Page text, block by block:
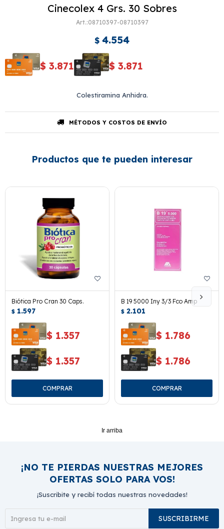
Cinecolex 4 Grs. 30 Sobres
08710397-08710397
$ 4.554
$ 3.871 $ 3.871
Colestiramina Anhidra.
MÉTODOS Y COSTOS DE ENVÍO
Productos que te pueden interesar
Biótica Pro Cran 30 Caps.
$ 1.597
$ 1.357
$ 1.357
B 19 5000 Iny 3/3 Fco Amp
$ 2.101
$ 1.786
$ 1.786
Ir arriba
¡NO TE PIERDAS NUESTRAS MEJORES
OFERTAS SOLO PARA VOS!
¡Suscribite y recibí todas nuestras novedades!
SUSCRIBIRME